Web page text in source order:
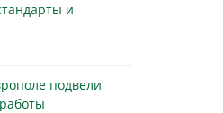
и
подвели